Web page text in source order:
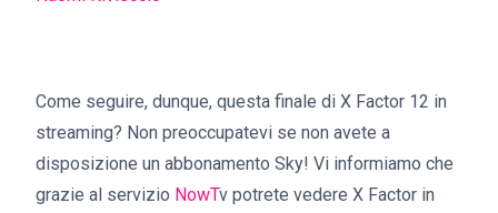
Come seguire, dunque, questa finale di X Factor 12 in
streaming? Non preoccupatevi se non avete a
disposizione un abbonamento Sky! Vi informiamo che
grazie al servizio NowTv potrete vedere X Factor in